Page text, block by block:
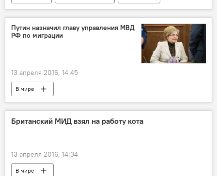
Путин назначил главу управления МВД
РФ по миграции
13 апреля 2016, 14:45
В мире
Британский МИД взял на работу кота
13 апреля 2016, 14:34
В мире